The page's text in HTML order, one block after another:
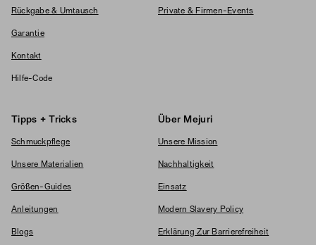
Rückgabe & Umtausch
Garantie
Kontakt
Hilfe-Code
Private & Firmen-Events
Tipps + Tricks
Schmuckpflege
Unsere Materialien
Größen-Guides
Anleitungen
Blogs
Über Mejuri
Unsere Mission
Nachhaltigkeit
Einsatz
Modern Slavery Policy
Erklärung Zur Barrierefreiheit